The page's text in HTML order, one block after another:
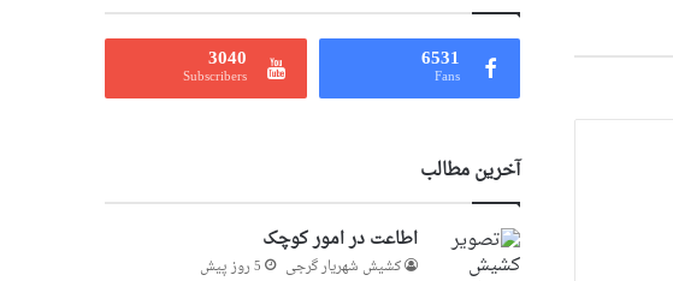
6531
Fans
3040
Subscribers
آخرین مطالب
اطاعت در امور کوچک
کشیش شهریار گرجى 5 روز پیش